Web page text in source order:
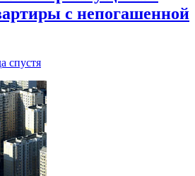
с непогашенной
спустя